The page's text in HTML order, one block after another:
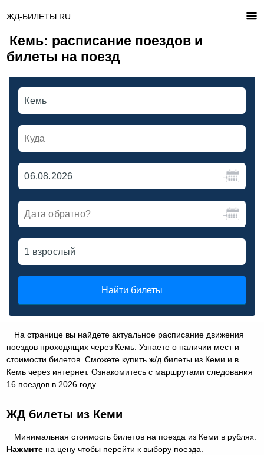
ЖД-БИЛЕТЫ.RU
Кемь: расписание поездов и
билеты на поезд
Найти билеты
На странице вы найдете актуальное расписание движения
поездов проходящих через Кемь. Узнаете о наличии мест и
стоимости билетов. Сможете купить ж/д билеты из Кеми и в
Кемь через интернет. Ознакомитесь с маршрутами следования
16 поездов в 2026 году.
ЖД билеты из Кеми
Минимальная стоимость билетов на поезда из Кеми в рублях.
Нажмите на цену чтобы перейти к выбору поезда.